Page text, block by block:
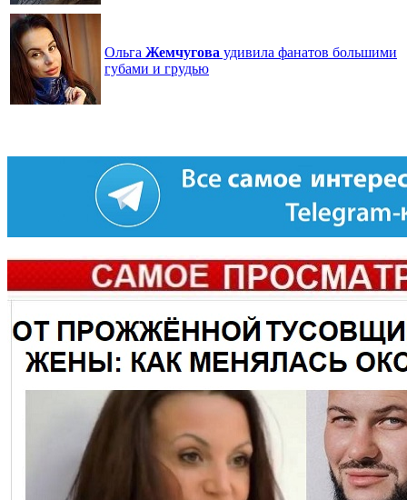
Ольга Жемчугова удивила фанатов большими
губами и грудью